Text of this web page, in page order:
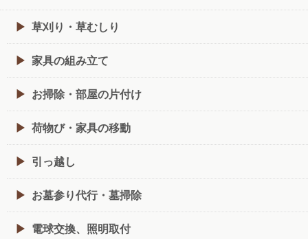
草刈り・草むしり
家具の組み立て
お掃除・部屋の片付け
荷物び・家具の移動
引っ越し
お墓参り代行・墓掃除
電球交換、照明取付